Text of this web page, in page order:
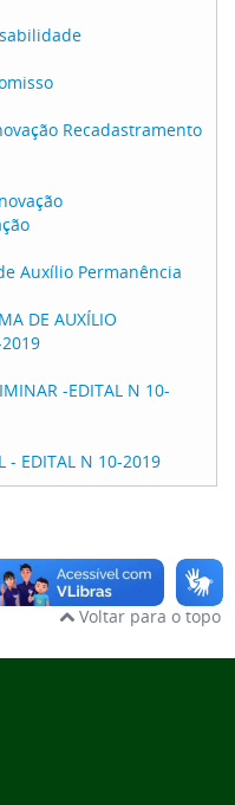
Recadastramento
Auxílio Permanência
DE AUXÍLIO
-EDITAL N 10-
- EDITAL N 10-2019
Voltar para o topo